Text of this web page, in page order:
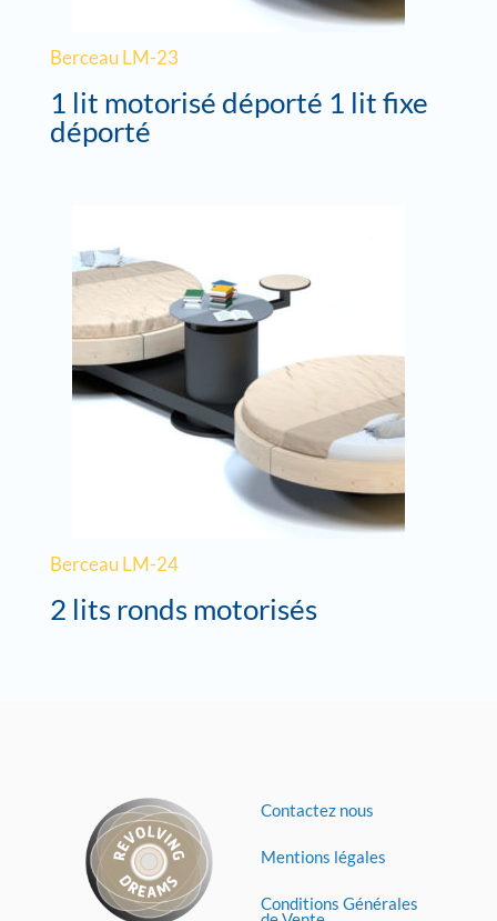
Berceau LM-23
1 lit motorisé déporté 1 lit fixe
déporté
Berceau LM-24
2 lits ronds motorisés
Contactez nous
Mentions légales
Conditions Générales